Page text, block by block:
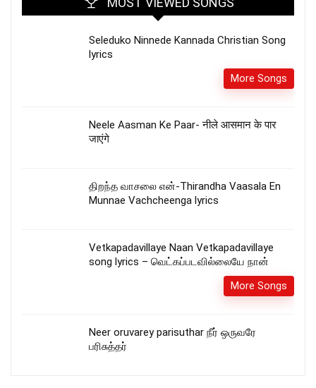
Seleduko Ninnede Kannada Christian Song
lyrics
More Songs
Neele Aasman Ke Paar- नीले आसमान के पार
जाएंगे
திறந்த வாசலை என்-Thirandha Vaasala En
Munnae Vachcheenga lyrics
Vetkapadavillaye Naan Vetkapadavillaye
song lyrics – வெட்கப்படவில்லையே நான்
More Songs
Neer oruvarey parisuthar நீர் ஒருவரே
பரிசுத்தர்